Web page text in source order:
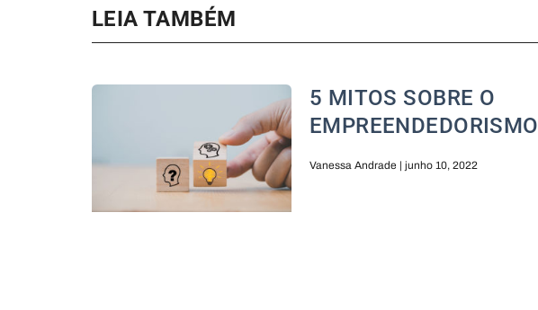
LEIA TAMBÉM
5 MITOS SOBRE O
EMPREENDEDORISMO
Vanessa Andrade junho 10, 2022